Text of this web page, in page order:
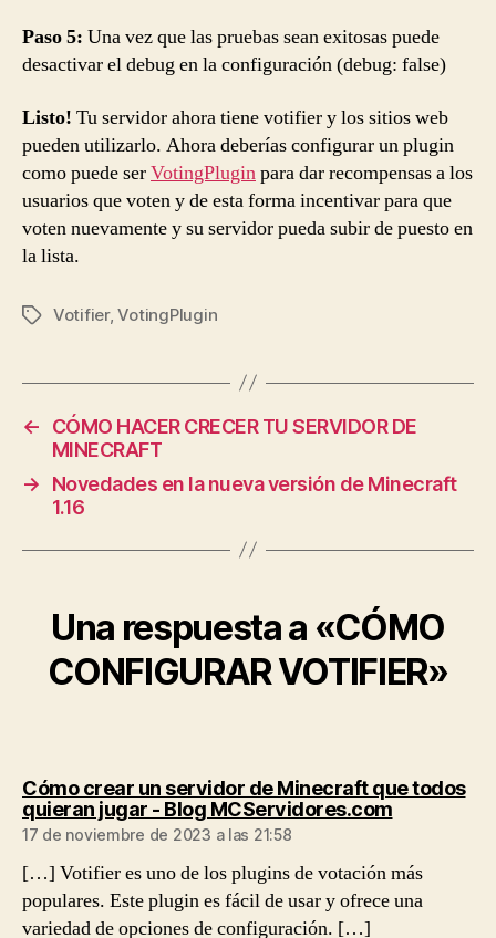
Paso 5: Una vez que las pruebas sean exitosas puede
desactivar el debug en la configuración (debug: false)
Listo! Tu servidor ahora tiene votifier y los sitios web
pueden utilizarlo. Ahora deberías configurar un plugin
como puede serVotingPluginpara dar recompensas a los
usuarios que voten y de esta forma incentivar para que
voten nuevamente y su servidor pueda subir de puesto en
la lista.
Etiquetas
Votifier,VotingPlugin
←
CÓMO HACER CRECER TU SERVIDOR DE
MINECRAFT
→
Novedades en la nueva versión de Minecraft
1.16
Una respuesta a «CÓMO
CONFIGURAR VOTIFIER»
Cómo crear un servidor de Minecraft que todos
quieran jugar - Blog MCServidores.comdice:
17 de noviembre de 2023 a las 21:58
[…] Votifier es uno de los plugins de votación más
populares. Este plugin es fácil de usar y ofrece una
variedad de opciones de configuración. […]